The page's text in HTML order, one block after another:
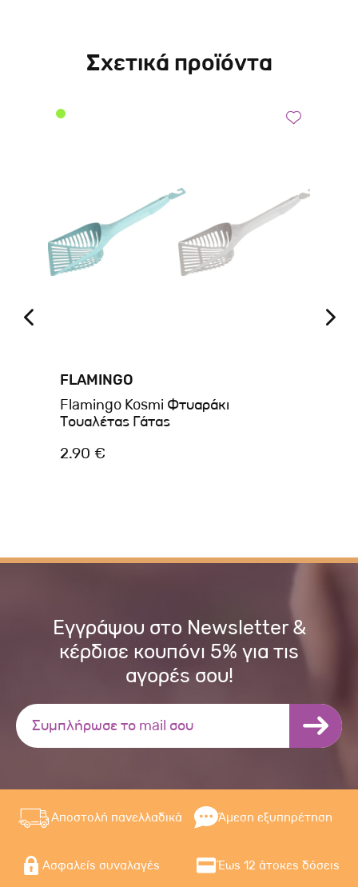
Σχετικά προϊόντα
FLAMINGO
Flamingo Kosmi Φτυαράκι
Τουαλέτας Γάτας
2.90 €
Εγγράψου στο Newsletter &
κέρδισε κουπόνι 5% για τις
αγορές σου!
Αποστολή πανελλαδικά Άμεση εξυπηρέτηση
Ασφαλείς συναλαγές Έως 12 άτοκες δόσεις